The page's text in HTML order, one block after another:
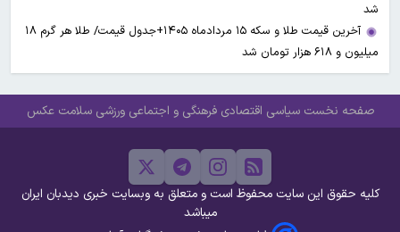
شد
آخرین قیمت طلا و سکه ۱۵ مردادماه ۱۴۰۵+جدول قیمت/ طلا هر گرم ۱۸
میلیون و ۶۱۸ هزار تومان شد
صفحه نخست سیاسی اقتصادی فرهنگی و اجتماعی ورزشی سلامت عکس
کلیه حقوق این سایت محفوظ است و متعلق به وبسایت خبری دیدبان ایران
میباشد